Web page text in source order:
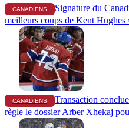
CANADIENS
Signature du
meilleurs coups de Kent Hughes
CANADIENS
Transaction
règle le dossier Arber Xhekaj